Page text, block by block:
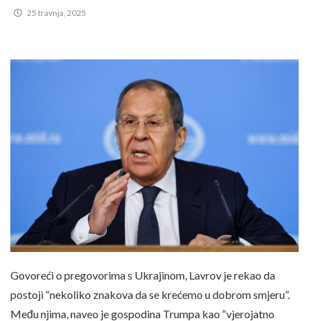
25 travnja, 2025
Govoreći o pregovorima s Ukrajinom, Lavrov je rekao da
postoji “nekoliko znakova da se krećemo u dobrom smjeru”.
Među njima, naveo je gospodina Trumpa kao “vjerojatno